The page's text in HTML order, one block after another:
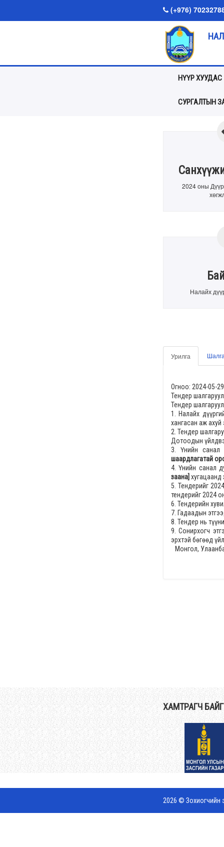
(+976)
НҮҮР ХУУДАС
СУРГАЛТЫН
2024 оны
Налайх
Урилга
Огноо: 2024-05-29
Тендер
Тендер
1.
Налайх
хангасан аж ахуй
2. Тендер
Дотоодын
3. Үнийн санал
шаардлагатай
4. Үнийн санал
заана] хугацаанд
5. Тендерийг
тендерийг 2024
6. Тендерийн
7. Гадаадын
8. Тендер нь
9. Сонирхогч
эрхтэй бөгөөд
Монгол,
ХАМТРАГЧ
2026 © Зохиогчийн